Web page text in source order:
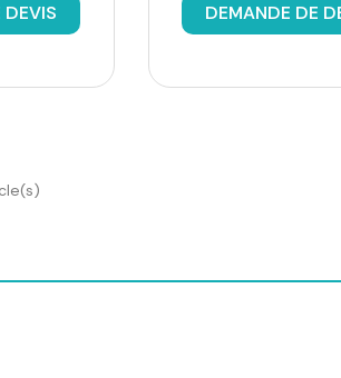
DEVIS
DEMANDE DE